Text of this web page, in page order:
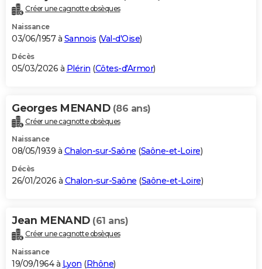
Créer une cagnotte obsèques
Naissance
03/06/1957 à Sannois (Val-d'Oise)
Décès
05/03/2026 à Plérin (Côtes-d'Armor)
Georges MENAND (86 ans)
Créer une cagnotte obsèques
Naissance
08/05/1939 à Chalon-sur-Saône (Saône-et-Loire)
Décès
26/01/2026 à Chalon-sur-Saône (Saône-et-Loire)
Jean MENAND (61 ans)
Créer une cagnotte obsèques
Naissance
19/09/1964 à Lyon (Rhône)